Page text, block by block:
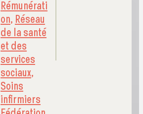
Rémunérati
on,Réseau
de la santé
et des
services
sociaux,
Soins
infirmiers